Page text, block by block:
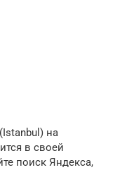
на
в своей
поиск Яндекса,